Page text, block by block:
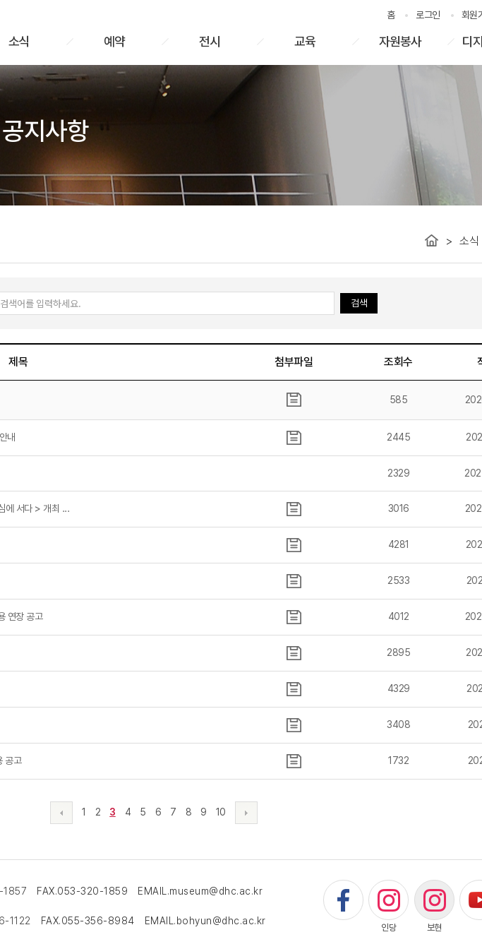
홈 로그인 회원
소식 예약 전시 교육 자원봉사 디
공지사항
소식
검색
제목 첨부파일 조회수
585
내 2445
2329
에 서다 > 개최 ... 3016
4281
2533
연장 공고 4012
2895
4329
3408
공고 1732
1 2 3 4 5 6 7 8 9 10
FAX.053-320-1859 EMAIL.museum@dhc.ac.kr
1122 FAX.055-356-8984 EMAIL.bohyun@dhc.ac.kr
인당 보현